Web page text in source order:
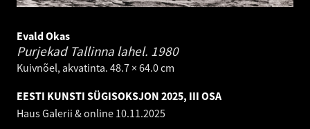
Evald Okas
Purjekad Tallinna lahel. 1980
Kuivnõel, akvatinta. 48.7 × 64.0 cm
EESTI KUNSTI SÜGISOKSJON 2025, III OSA
Haus Galerii & online 10.11.2025